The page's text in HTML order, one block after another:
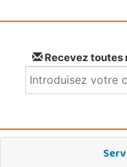
Recevez toutes